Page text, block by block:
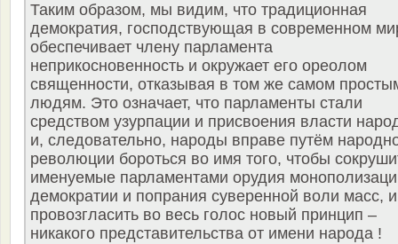
Таким образом, мы видим, что традиционная
демократия, господствующая в современном
обеспечивает члену парламента
неприкосновенность и окружает его ореолом
священности, отказывая в том же самом
людям. Это означает, что парламенты стали
средством узурпации и присвоения власти
и, следовательно, народы вправе путём
революции бороться во имя того, чтобы
именуемые парламентами орудия
демократии и попрания суверенной воли масс, и
провозгласить во весь голос новый принцип –
никакого представительства от имени народа !